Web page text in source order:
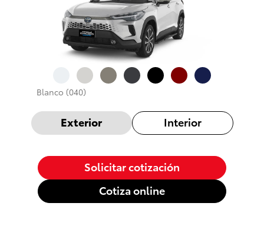
Blanco (040)
Exterior Interior
Solicitar cotización
Cotiza online